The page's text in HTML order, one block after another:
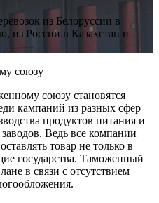
из Белоруссии в
из России в Казахстан и
союзу
союзу становятся
кампаний из разных сфер
продуктов питания и
Ведь все компании
товар не только в
государства. Таможенный
в связи с отсутствием